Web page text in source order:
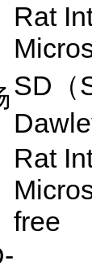
Rat
SD （
Rat
free